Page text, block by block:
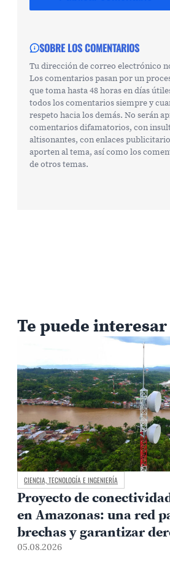
SOBRE LOS COMENTARIOS
Tu dirección de correo electrónico
Los comentarios pasan por un
que toma hasta 48 horas en días
todos los comentarios siempre y
respeto hacia los demás. No serán
comentarios difamatorios, con
altisonantes, con enlaces
aporten al tema, así como los
de otros temas.
Te puede interesar
CIENCIA, TECNOLOGÍA E INGENIERÍA
Proyecto de
en Amazonas: una red
brechas y garantizar
05.08.2026